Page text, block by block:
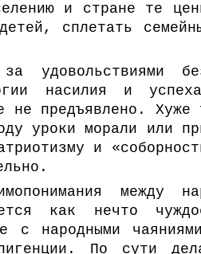
и стране те
сплетать
удовольствиями
насилия и
не предъявлено.
уроки морали или
и
между
как нечто
с народными
По сути